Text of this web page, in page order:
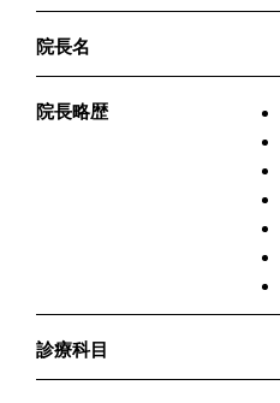
院長名
院長略歴
診療科目